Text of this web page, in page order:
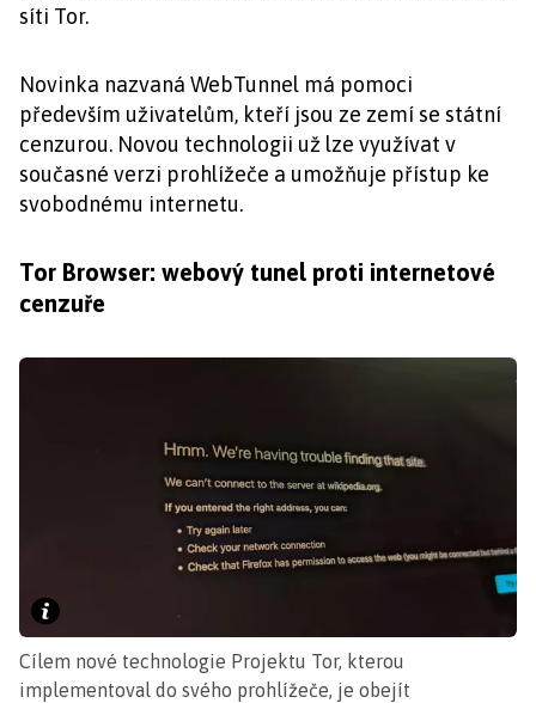
síti Tor.
Novinka nazvaná WebTunnel má pomoci
především uživatelům, kteří jsou ze zemí se státní
cenzurou. Novou technologii už lze využívat v
současné verzi prohlížeče a umožňuje přístup ke
svobodnému internetu.
Tor Browser: webový tunel proti internetové
cenzuře
Cílem nové technologie Projektu Tor, kterou
implementoval do svého prohlížeče, je obejít